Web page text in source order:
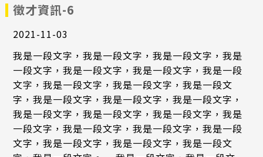
Search Button
中 EN
聯絡我們
徵才資訊-6
2021-11-03
我是一段文字，我是一段文字，我是一段文字，我是
一段文字，我是一段文字，我是一段文字，我是一段
文字，我是一段文字，我是一段文字，我是一段文
字，我是一段文字，我是一段文字，我是一段文字，
我是一段文字，我是一段文字，我是一段文字，我是
一段文字，我是一段文字，我是一段文字，我是一段
文字，我是一段文字，我是一段文字，我是一段文